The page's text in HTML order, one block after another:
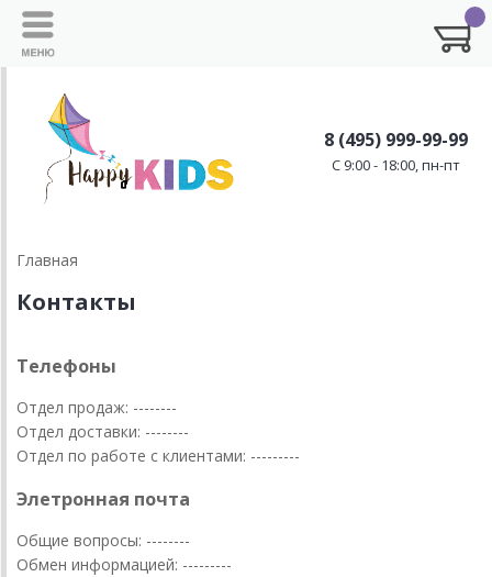
8 (495) 999-99-99
C 9:00 - 18:00, пн-пт
Главная
Контакты
Телефоны
Отдел продаж: --------
Отдел доставки: --------
Отдел по работе с клиентами: ---------
Элетронная почта
Общие вопросы: --------
Обмен информацией: ---------